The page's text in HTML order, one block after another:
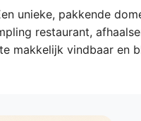
unieke, pakkende
restaurant,
makkelijk vindbaar en